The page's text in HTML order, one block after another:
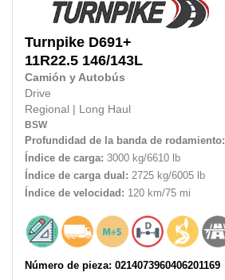
Turnpike D691+
11R22.5 146/143L
Camión y Autobús
Drive
Regional | Long Haul
BSW
Profundidad de la banda de rodamiento:
Índice de carga: 3000 kg/6610 lb
Índice de carga dual: 2725 kg/6005 lb
Índice de velocidad: 120 km/75 mi
Número de pieza: 0214073960406201169